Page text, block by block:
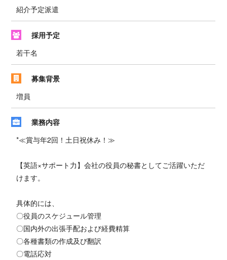
紹介予定派遣
採用予定
若干名
募集背景
増員
業務内容
*≪賞与年2回！土日祝休み！≫
【英語×サポート力】会社の役員の秘書としてご活躍いただ
けます。
具体的には、
〇役員のスケジュール管理
〇国内外の出張手配および経費精算
〇各種書類の作成及び翻訳
〇電話応対